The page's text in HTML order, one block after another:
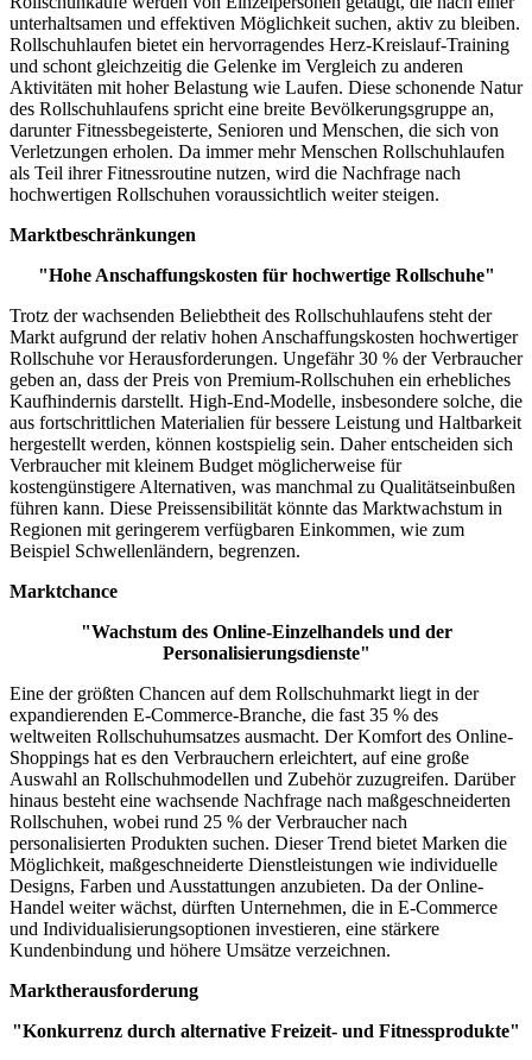
unterhaltsamen und effektiven Möglichkeit suchen, aktiv zu bleiben.
Rollschuhlaufen bietet ein hervorragendes Herz-Kreislauf-Training
und schont gleichzeitig die Gelenke im Vergleich zu anderen
Aktivitäten mit hoher Belastung wie Laufen. Diese schonende Natur
des Rollschuhlaufens spricht eine breite Bevölkerungsgruppe an,
darunter Fitnessbegeisterte, Senioren und Menschen, die sich von
Verletzungen erholen. Da immer mehr Menschen Rollschuhlaufen
als Teil ihrer Fitnessroutine nutzen, wird die Nachfrage nach
hochwertigen Rollschuhen voraussichtlich weiter steigen.
Marktbeschränkungen
"Hohe Anschaffungskosten für hochwertige Rollschuhe"
Trotz der wachsenden Beliebtheit des Rollschuhlaufens steht der
Markt aufgrund der relativ hohen Anschaffungskosten hochwertiger
Rollschuhe vor Herausforderungen. Ungefähr 30 % der Verbraucher
geben an, dass der Preis von Premium-Rollschuhen ein erhebliches
Kaufhindernis darstellt. High-End-Modelle, insbesondere solche, die
aus fortschrittlichen Materialien für bessere Leistung und Haltbarkeit
hergestellt werden, können kostspielig sein. Daher entscheiden sich
Verbraucher mit kleinem Budget möglicherweise für
kostengünstigere Alternativen, was manchmal zu Qualitätseinbußen
führen kann. Diese Preissensibilität könnte das Marktwachstum in
Regionen mit geringerem verfügbaren Einkommen, wie zum
Beispiel Schwellenländern, begrenzen.
Marktchance
"Wachstum des Online-Einzelhandels und der
Personalisierungsdienste"
Eine der größten Chancen auf dem Rollschuhmarkt liegt in der
expandierenden E-Commerce-Branche, die fast 35 % des
weltweiten Rollschuhumsatzes ausmacht. Der Komfort des Online-
Shoppings hat es den Verbrauchern erleichtert, auf eine große
Auswahl an Rollschuhmodellen und Zubehör zuzugreifen. Darüber
hinaus besteht eine wachsende Nachfrage nach maßgeschneiderten
Rollschuhen, wobei rund 25 % der Verbraucher nach
personalisierten Produkten suchen. Dieser Trend bietet Marken die
Möglichkeit, maßgeschneiderte Dienstleistungen wie individuelle
Designs, Farben und Ausstattungen anzubieten. Da der Online-
Handel weiter wächst, dürften Unternehmen, die in E-Commerce
und Individualisierungsoptionen investieren, eine stärkere
Kundenbindung und höhere Umsätze verzeichnen.
Marktherausforderung
"Konkurrenz durch alternative Freizeit- und Fitnessprodukte"